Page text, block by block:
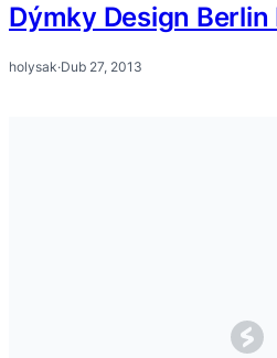
Dýmky Design
holysak·Dub 27, 2013